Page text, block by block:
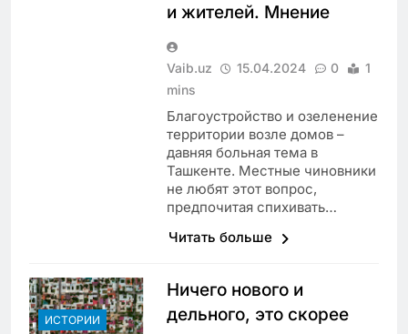
и жителей. Мнение
Vaib.uz 15.04.2024 0
1
mins
Благоустройство и озеленение
территории возле домов –
давняя больная тема в
Ташкенте. Местные чиновники
не любят этот вопрос,
предпочитая спихивать…
Читать больше
ИСТОРИИ
Ничего нового и
дельного, это скорее